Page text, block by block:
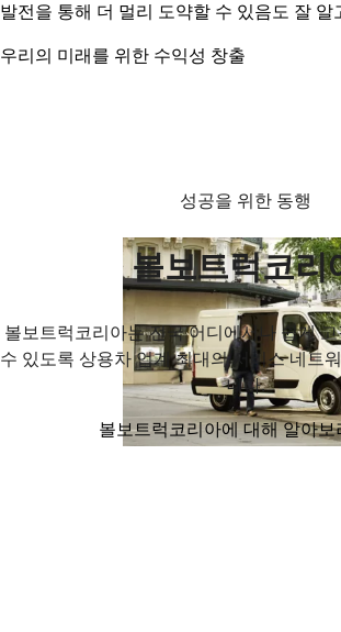
발전을 통해 더 멀리 도약할 수 있음도 잘 알
우리의 미래를 위한 수익성 창출
성공을 위한 동행
볼보트럭코리
볼보트럭코리아는 전국 어디에서나 쉽게
수 있도록 상용차 업계 최대의 서비스 네트
니다.
볼보트럭코리아에 대해 알아보